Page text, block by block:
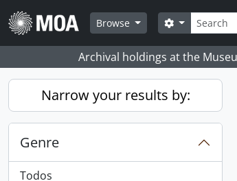
Skip to main content
Browse
Búsqueda
Search
Archival holdings at the
Narrow your results by:
Genre
Todos